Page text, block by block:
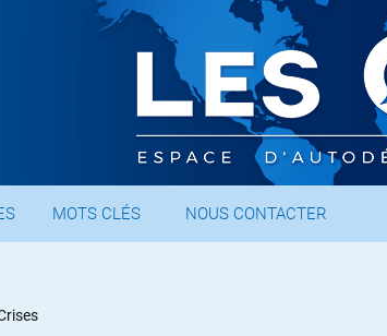
MOTS CLÉS NOUS CONTACTER